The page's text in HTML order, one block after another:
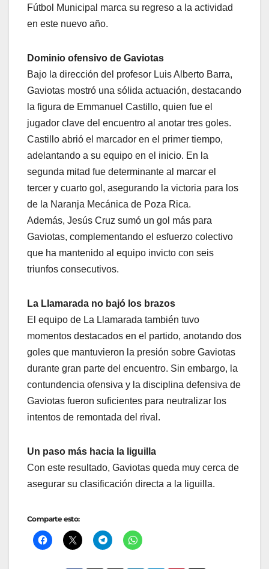
Fútbol Municipal marca su regreso a la actividad
en este nuevo año.
Dominio ofensivo de Gaviotas
Bajo la dirección del profesor Luis Alberto Barra,
Gaviotas mostró una sólida actuación, destacando
la figura de Emmanuel Castillo, quien fue el
jugador clave del encuentro al anotar tres goles.
Castillo abrió el marcador en el primer tiempo,
adelantando a su equipo en el inicio. En la
segunda mitad fue determinante al marcar el
tercer y cuarto gol, asegurando la victoria para los
de la Naranja Mecánica de Poza Rica.
Además, Jesús Cruz sumó un gol más para
Gaviotas, complementando el esfuerzo colectivo
que ha mantenido al equipo invicto con seis
triunfos consecutivos.
La Llamarada no bajó los brazos
El equipo de La Llamarada también tuvo
momentos destacados en el partido, anotando dos
goles que mantuvieron la presión sobre Gaviotas
durante gran parte del encuentro. Sin embargo, la
contundencia ofensiva y la disciplina defensiva de
Gaviotas fueron suficientes para neutralizar los
intentos de remontada del rival.
Un paso más hacia la liguilla
Con este resultado, Gaviotas queda muy cerca de
asegurar su clasificación directa a la liguilla.
Comparte esto: